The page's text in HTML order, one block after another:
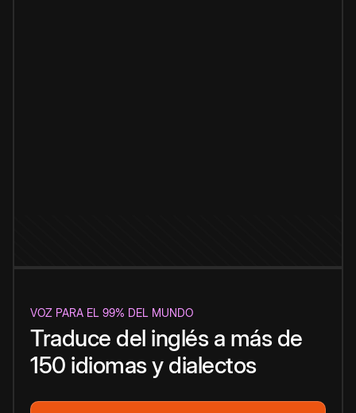
VOZ PARA EL 99% DEL MUNDO
Traduce del inglés a más de
150 idiomas y dialectos